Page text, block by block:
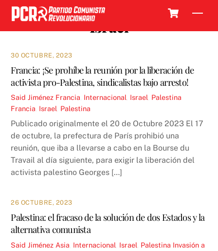
Skip
content
Israel
30 OCTUBRE, 2023
Francia: ¡Se prohíbe la reunión por la liberación de
activista pro-Palestina, sindicalistas bajo arresto!
Said Jiménez Francia Internacional Israel Palestina
Francia Israel Palestina
Publicado originalmente el 20 de Octubre 2023 El 17
de octubre, la prefectura de París prohibió una
reunión, que iba a llevarse a cabo en la Bourse du
Travail al día siguiente, para exigir la liberación del
activista palestino Georges […]
26 OCTUBRE, 2023
Palestina: el fracaso de la solución de dos Estados y la
alternativa comunista
Said Jiménez Asia Internacional Israel Palestina Invasión a